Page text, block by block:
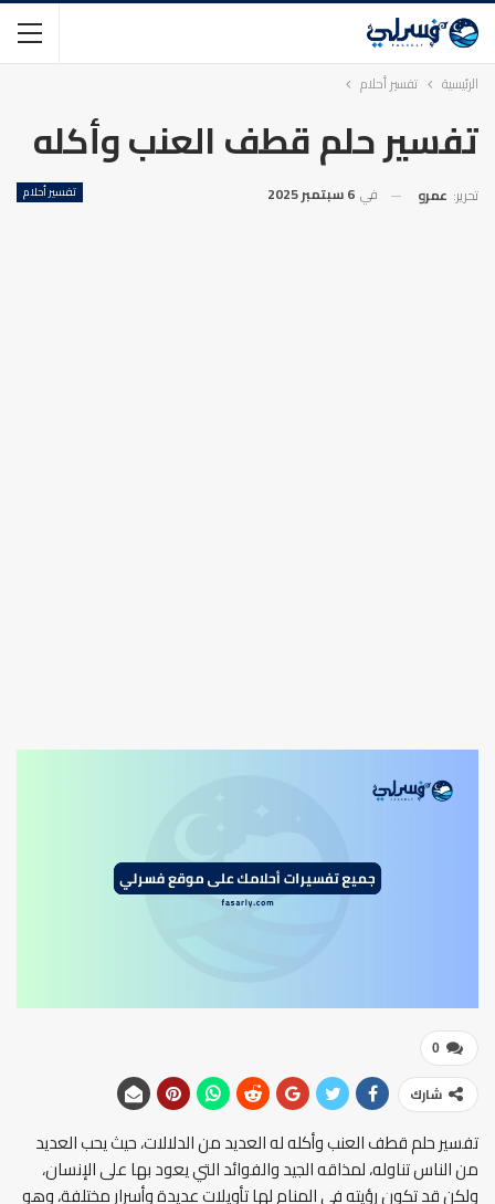
الرئيسية تفسير أحلام
تفسير حلم قطف العنب وأكله
تفسير أحلام تحرير: عمرو في 6 سبتمبر 2025
0
شارك
تفسير حلم قطف العنب وأكله له العديد من الدلالات، حيث يحب العديد
من الناس تناوله، لمذاقه الجيد والفوائد التي يعود بها على الإنسان،
ولكن قد تكون رؤيته في المنام لها تأويلات عديدة وأسرار مختلفة، وهو